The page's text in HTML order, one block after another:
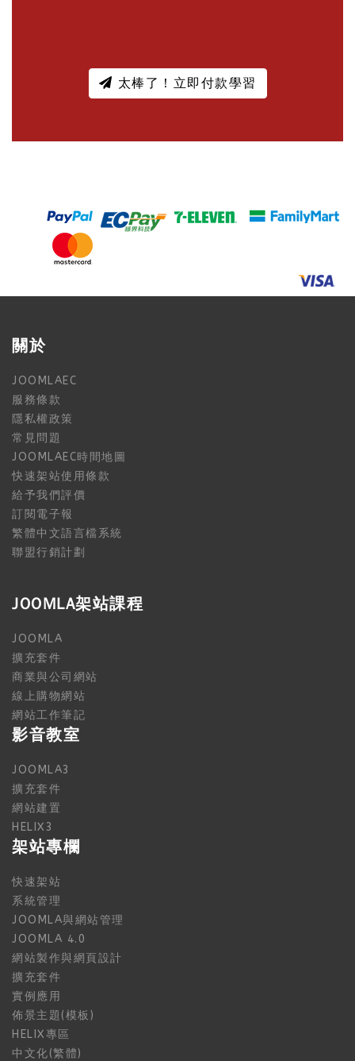
太棒了！立即付款學習
關於
JOOMLAEC
服務條款
隱私權政策
常見問題
JOOMLAEC時間地圖
快速架站使用條款
給予我們評價
訂閱電子報
繁體中文語言檔系統
聯盟行銷計劃
JOOMLA架站課程
JOOMLA
擴充套件
商業與公司網站
線上購物網站
網站工作筆記
影音教室
JOOMLA3
擴充套件
網站建置
HELIX3
架站專欄
快速架站
系統管理
JOOMLA與網站管理
JOOMLA 4.0
網站製作與網頁設計
擴充套件
實例應用
佈景主題(模板)
HELIX專區
中文化(繁體)